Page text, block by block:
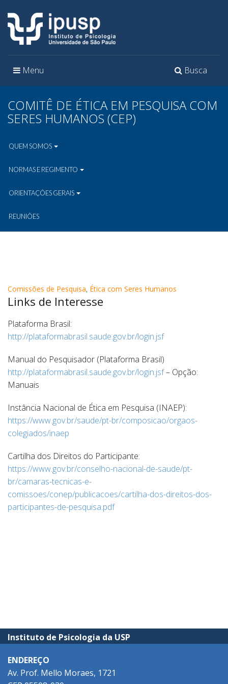
Toggle
Busca
Toggle
Menu
COMITÊ DE ÉTICA EM PESQUISA COM
SERES HUMANOS (CEP)
QUEM SOMOS
NORMAS E REGIMENTO
ORIENTAÇÕES GERAIS
REUNIÕES
Comissões de Pesquisa, Ética com Seres Humanos
Links de Interesse
Plataforma Brasil:
http://plataformabrasil.saude.gov.br/login.jsf
Manual do Pesquisador (Plataforma Brasil)
http://plataformabrasil.saude.gov.br/login.jsf– Opção:
Manuais
Instância Nacional de Ética em Pesquisa (INAEP):
https://www.gov.br/saude/pt-br/composicao/orgaos-
colegiados/inaep
Cartilha dos Direitos do Participante:
https://www.gov.br/conselho-nacional-de-saude/pt-
br/camaras-tecnicas-e-
comissoes/conep/publicacoes/cartilha-dos-direitos-dos-
participantes-de-pesquisa.pdf
Instituto de Psicologia da USP
ENDEREÇO
Av. Prof. Mello Moraes, 1721